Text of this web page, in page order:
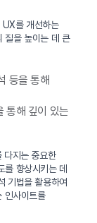
UX를 개선하는
질을 높이는 데 큰
등을 통해
통해 깊이 있는
다지는 중요한
향상시키는 데
기법을 활용하여
인사이트를